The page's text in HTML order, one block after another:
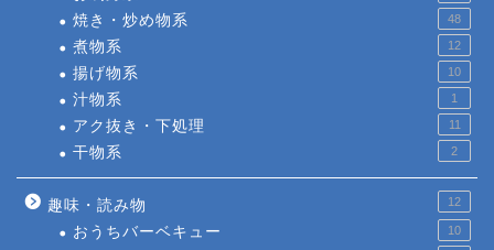
焼き・炒め物系 48
煮物系 12
揚げ物系 10
汁物系 1
アク抜き・下処理 11
干物系 2
趣味・読み物 12
おうちバーベキュー 10